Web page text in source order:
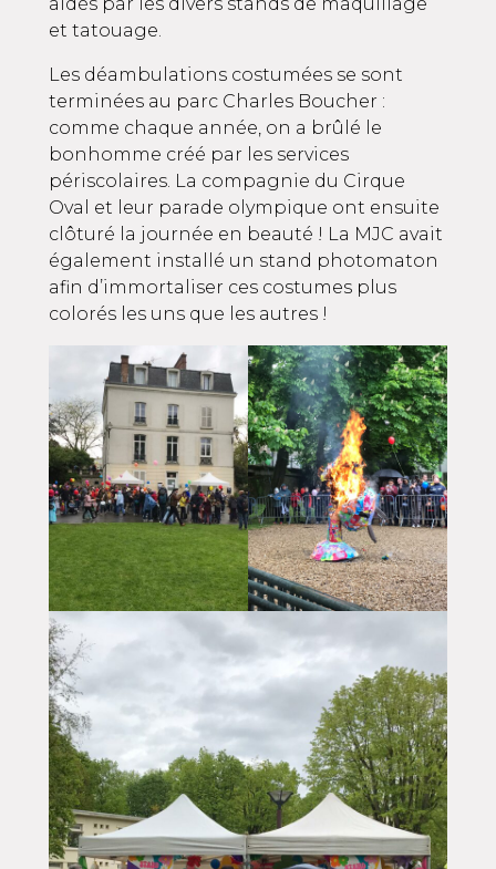
et tatouage.
Les déambulations costumées se sont
terminées au parc Charles Boucher :
comme chaque année, on a brûlé le
bonhomme créé par les services
périscolaires. La compagnie du Cirque
Oval et leur parade olympique ont ensuite
clôturé la journée en beauté ! La MJC avait
également installé un stand photomaton
afin d’immortaliser ces costumes plus
colorés les uns que les autres !